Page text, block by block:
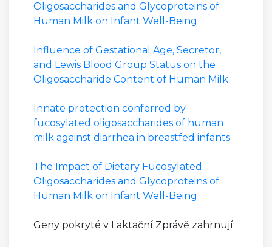
Oligosaccharides and Glycoproteins of
Human Milk on Infant Well-Being
Influence of Gestational Age, Secretor,
and Lewis Blood Group Status on the
Oligosaccharide Content of Human Milk
Innate protection conferred by
fucosylated oligosaccharides of human
milk against diarrhea in breastfed infants
The Impact of Dietary Fucosylated
Oligosaccharides and Glycoproteins of
Human Milk on Infant Well-Being
Geny pokryté v Laktační Zprávě zahrnují: